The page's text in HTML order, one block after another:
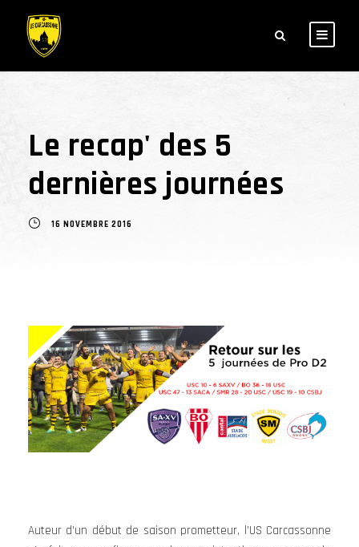
Le recap' des 5
dernières journées
16 NOVEMBRE 2016
Auteur d’un début de saison prometteur, l’US Carcassonne